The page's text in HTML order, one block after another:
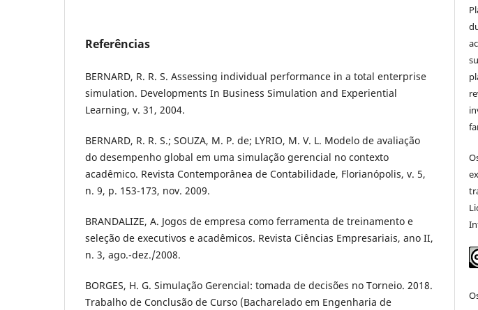
Referências
BERNARD, R. R. S. Assessing individual performance in a total enterprise
simulation. Developments In Business Simulation and Experiential
Learning, v. 31, 2004.
BERNARD, R. R. S.; SOUZA, M. P. de; LYRIO, M. V. L. Modelo de avaliação
do desempenho global em uma simulação gerencial no contexto
acadêmico. Revista Contemporânea de Contabilidade, Florianópolis, v. 5,
n. 9, p. 153-173, nov. 2009.
BRANDALIZE, A. Jogos de empresa como ferramenta de treinamento e
seleção de executivos e acadêmicos. Revista Ciências Empresariais, ano II,
n. 3, ago.-dez./2008.
BORGES, H. G. Simulação Gerencial: tomada de decisões no Torneio. 2018.
Trabalho de Conclusão de Curso (Bacharelado em Engenharia de